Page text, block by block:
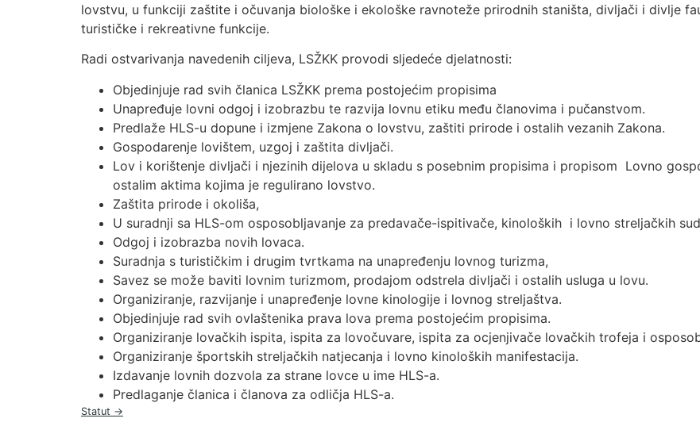
lovstvu, u funkciji zaštite i očuvanja biološke i ekološke ravnoteže prirodnih staništa, divljači i divlje
turističke i rekreativne funkcije.
Radi ostvarivanja navedenih ciljeva, LSŽKK provodi sljedeće djelatnosti:
Objedinjuje rad svih članica LSŽKK prema postojećim propisima
Unapređuje lovni odgoj i izobrazbu te razvija lovnu etiku među članovima i pučanstvom.
Predlaže HLS-u dopune i izmjene Zakona o lovstvu, zaštiti prirode i ostalih vezanih Zakona.
Gospodarenje lovištem, uzgoj i zaštita divljači.
Lov i korištenje divljači i njezinih dijelova u skladu s posebnim propisima i propisom Lovno
ostalim aktima kojima je regulirano lovstvo.
Zaštita prirode i okoliša,
U suradnji sa HLS-om osposobljavanje za predavače-ispitivače, kinoloških i lovno streljačkih
Odgoj i izobrazba novih lovaca.
Suradnja s turističkim i drugim tvrtkama na unapređenju lovnog turizma,
Savez se može baviti lovnim turizmom, prodajom odstrela divljači i ostalih usluga u lovu.
Organiziranje, razvijanje i unapređenje lovne kinologije i lovnog streljaštva.
Objedinjuje rad svih ovlaštenika prava lova prema postojećim propisima.
Organiziranje lovačkih ispita, ispita za lovočuvare, ispita za ocjenjivače lovačkih trofeja i
Organiziranje športskih streljačkih natjecanja i lovno kinoloških manifestacija.
Izdavanje lovnih dozvola za strane lovce u ime HLS-a.
Predlaganje članica i članova za odličja HLS-a.
Statut →